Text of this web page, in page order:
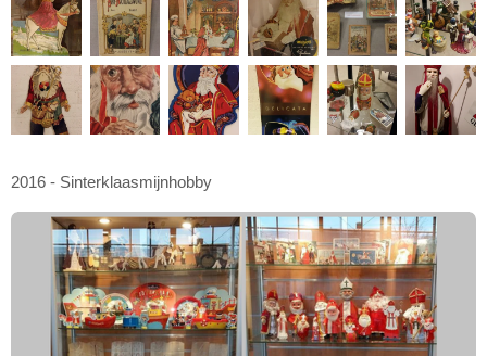
2016 - Sinterklaasmijnhobby